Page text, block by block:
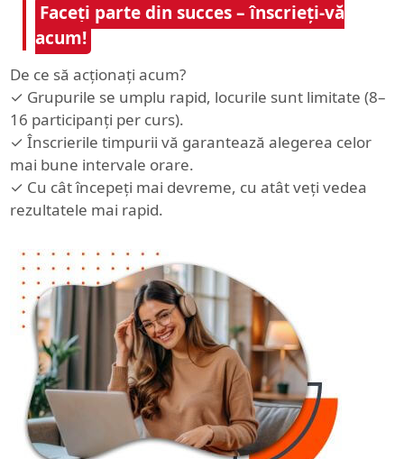
Faceți parte din succes – înscrieți-vă
acum!
De ce să acționați acum?
✓ Grupurile se umplu rapid, locurile sunt limitate (8–
16 participanți per curs).
✓ Înscrierile timpurii vă garantează alegerea celor
mai bune intervale orare.
✓ Cu cât începeți mai devreme, cu atât veți vedea
rezultatele mai rapid.